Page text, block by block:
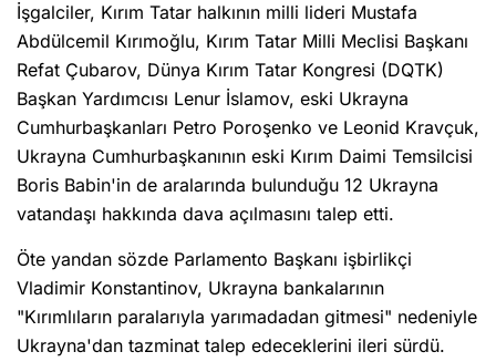
İşgalciler, Kırım Tatar halkının milli lideri Mustafa
Abdülcemil Kırımoğlu, Kırım Tatar Milli Meclisi Başkanı
Refat Çubarov, Dünya Kırım Tatar Kongresi (DQTK)
Başkan Yardımcısı Lenur İslamov, eski Ukrayna
Cumhurbaşkanları Petro Poroşenko ve Leonid Kravçuk,
Ukrayna Cumhurbaşkanının eski Kırım Daimi Temsilcisi
Boris Babin'in de aralarında bulunduğu 12 Ukrayna
vatandaşı hakkında dava açılmasını talep etti.
Öte yandan sözde Parlamento Başkanı işbirlikçi
Vladimir Konstantinov, Ukrayna bankalarının
"Kırımlıların paralarıyla yarımadadan gitmesi" nedeniyle
Ukrayna'dan tazminat talep edeceklerini ileri sürdü.